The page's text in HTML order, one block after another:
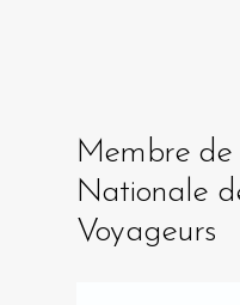
Membre de
Nationale
Voyageurs